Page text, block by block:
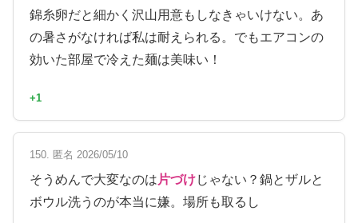
錦糸卵だと細かく沢山用意もしなきゃいけない。あ
の暑さがなければ私は耐えられる。でもエアコンの
効いた部屋で冷えた麺は美味い！
+1
150. 匿名 2026/05/10
そうめんで大変なのは 片づけじゃない？鍋とザルと
ボウル洗うのが本当に嫌。場所も取るし